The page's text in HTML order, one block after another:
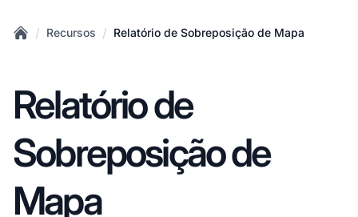
/ Recursos / Relatório de Sobreposição de Mapa
Relatório de
Sobreposição de
Mapa